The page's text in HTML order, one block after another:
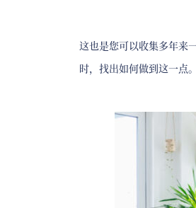
这也是您可以收集多年来
时，找出如何做到这一点。